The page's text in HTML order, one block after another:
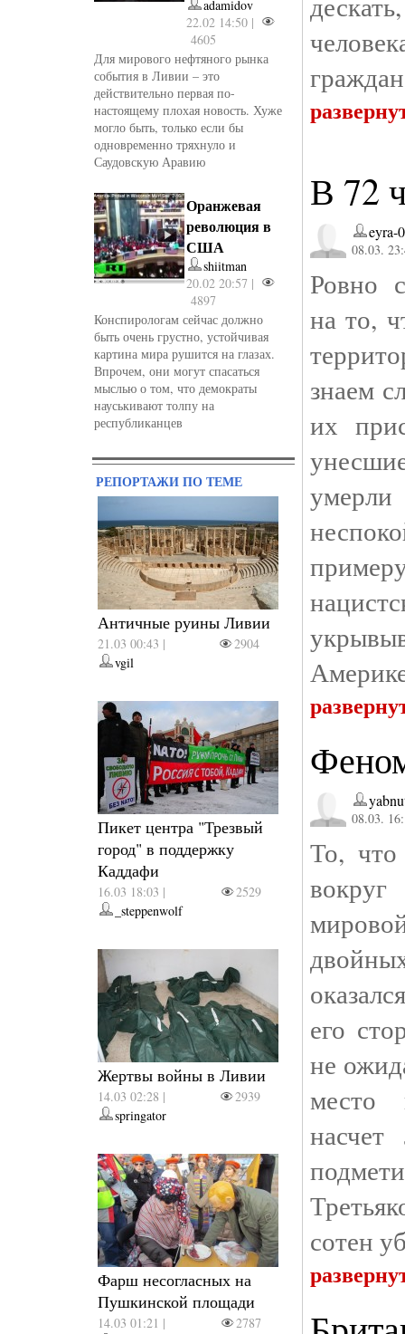
adamidov
22.02 14:50 |
4605
Для мирового нефтяного рынка
события в Ливии – это
действительно первая по-
настоящему плохая новость. Хуже
могло быть, только если бы
одновременно тряхнуло и
Саудовскую Аравию
Оранжевая
революция в
США
shiitman
20.02 20:57 |
4897
Конспирологам сейчас должно
быть очень грустно, устойчивая
картина мира рушится на глазах.
Впрочем, они могут спасаться
мыслью о том, что демократы
науськивают толпу на
республиканцев
РЕПОРТАЖИ ПО ТЕМЕ
Античные руины Ливии
21.03 00:43 |
2904
vgil
Пикет центра "Трезвый
город" в поддержку
Каддафи
16.03 18:03 |
2529
_steppenwolf
Жертвы войны в Ливии
14.03 02:28 |
2939
springator
Фарш несогласных на
Пушкинской площади
14.03 01:21 |
2787
В 72
eyra-
08.03.
Ровно
на то,
знаем
их
08.03.
То,
его
не
место
сотен